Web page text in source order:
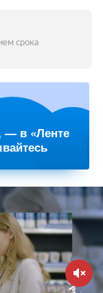
срока
— в «Ленте